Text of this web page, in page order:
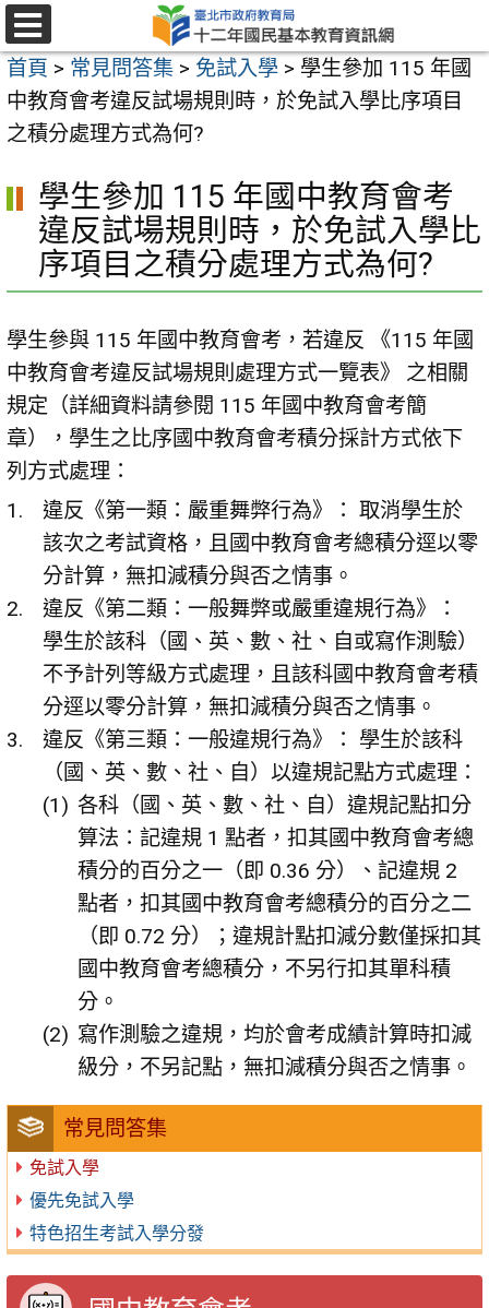
跳
至
主
要
內
區
選
單
首頁 > 常見問答集 > 免試入學 > 學生參加 115 年國
中教育會考違反試場規則時，於免試入學比序項目
之積分處理方式為何?
常見問答集
免試入學
優先免試入學
特色招生考試入學分發
學生參加 115 年國中教育會考
違反試場規則時，於免試入學比
序項目之積分處理方式為何?
學生參與 115 年國中教育會考，若違反 《115 年國
中教育會考違反試場規則處理方式一覽表》 之相關
規定（詳細資料請參閱 115 年國中教育會考簡
章），學生之比序國中教育會考積分採計方式依下
列方式處理：
違反《第一類：嚴重舞弊行為》： 取消學生於
該次之考試資格，且國中教育會考總積分逕以零
分計算，無扣減積分與否之情事。
違反《第二類：一般舞弊或嚴重違規行為》：
學生於該科（國、英、數、社、自或寫作測驗）
不予計列等級方式處理，且該科國中教育會考積
分逕以零分計算，無扣減積分與否之情事。
違反《第三類：一般違規行為》： 學生於該科
（國、英、數、社、自）以違規記點方式處理：
各科（國、英、數、社、自）違規記點扣分
算法：記違規 1 點者，扣其國中教育會考總
積分的百分之一（即 0.36 分）、記違規 2
點者，扣其國中教育會考總積分的百分之二
（即 0.72 分）；違規計點扣減分數僅採扣其
國中教育會考總積分，不另行扣其單科積
分。
寫作測驗之違規，均於會考成績計算時扣減
級分，不另記點，無扣減積分與否之情事。